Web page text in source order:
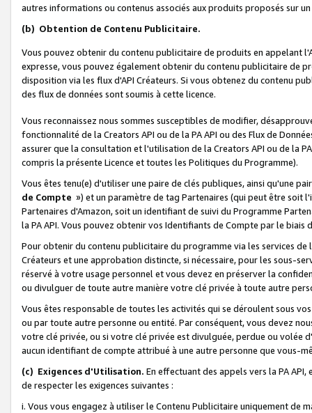
autres informations ou contenus associés aux produits proposés sur
(b) Obtention de Contenu Publicitaire.
Vous pouvez obtenir du contenu publicitaire de produits en appelant
expresse, vous pouvez également obtenir du contenu publicitaire de
disposition via les flux d'API Créateurs. Si vous obtenez du contenu
des flux de données sont soumis à cette licence.
Vous reconnaissez nous sommes susceptibles de modifier,
fonctionnalité de la Creators API ou de la PA API ou des Flux de
assurer que la consultation et l'utilisation de la Creators API ou de la
compris la présente Licence et toutes les Politiques du Programme).
Vous êtes tenu(e) d'utiliser une paire de clés publiques, ainsi qu'une
de Compte ») et un paramètre de tag Partenaires (qui peut être soit
Partenaires d'Amazon, soit un identifiant de suivi du Programme
la PA API. Vous pouvez obtenir vos Identifiants de Compte par le biais
Pour obtenir du contenu publicitaire du programme via les services
Créateurs et une approbation distincte, si nécessaire, pour les sous-
réservé à votre usage personnel et vous devez en préserver la
ou divulguer de toute autre manière votre clé privée à toute autre
Vous êtes responsable de toutes les activités qui se déroulent sous
ou par toute autre personne ou entité. Par conséquent, vous devez
votre clé privée, ou si votre clé privée est divulguée, perdue ou volée
aucun identifiant de compte attribué à une autre personne que vous-
(c) Exigences d'Utilisation. En effectuant des appels vers la PA
de respecter les exigences suivantes :
i. Vous vous engagez à utiliser le Contenu Publicitaire uniquement de